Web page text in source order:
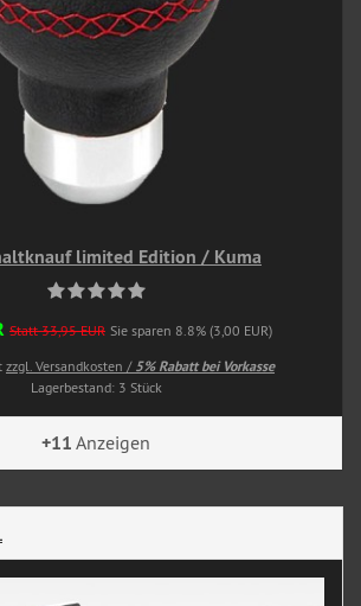
limited Edition / Kuma
Statt 33,95 EUR Sie sparen 8.8% (3,00 EUR)
zzgl. Versandkosten / 5% Rabatt bei Vorkasse
Lagerbestand: 3 Stück
+11 Anzeigen